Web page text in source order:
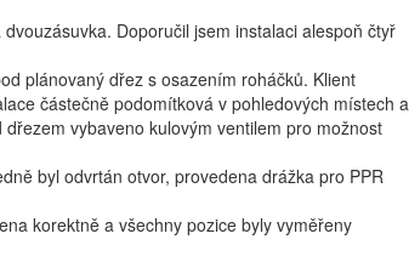
Doporučil jsem instalaci alespoň čtyř
plánovaný dřez s osazením roháčků. Klient
částečně podomítková v pohledových místech a
vybaveno kulovým ventilem pro možnost
byl odvrtán otvor, provedena drážka pro PPR
korektně a všechny pozice byly vyměřeny